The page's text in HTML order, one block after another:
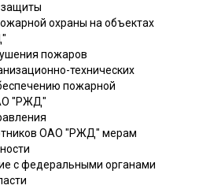
охраны на объектах
пожаров
технических
пожарной
"РЖД"
ОАО "РЖД" мерам
с федеральными органами